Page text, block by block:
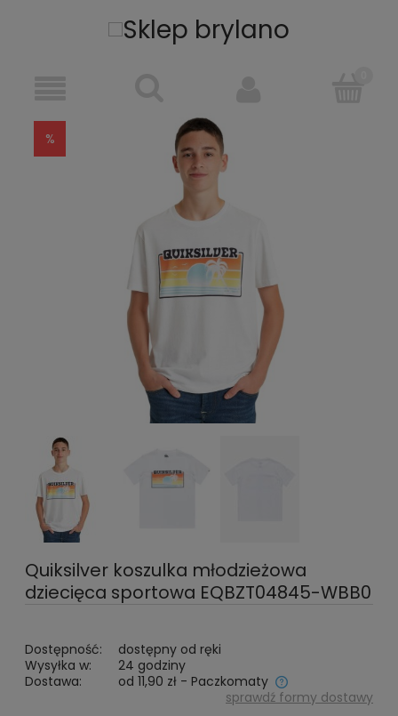
Quiksilver koszulka młodzieżowa
dziecięca sportowa EQBZT04845-WBB0
Dostępność:
dostępny od ręki
Wysyłka w:
24 godziny
Dostawa:
od 11,90 zł - Paczkomaty
Cena nie zawiera ewentualnych kosztów płatności
sprawdź formy dostawy